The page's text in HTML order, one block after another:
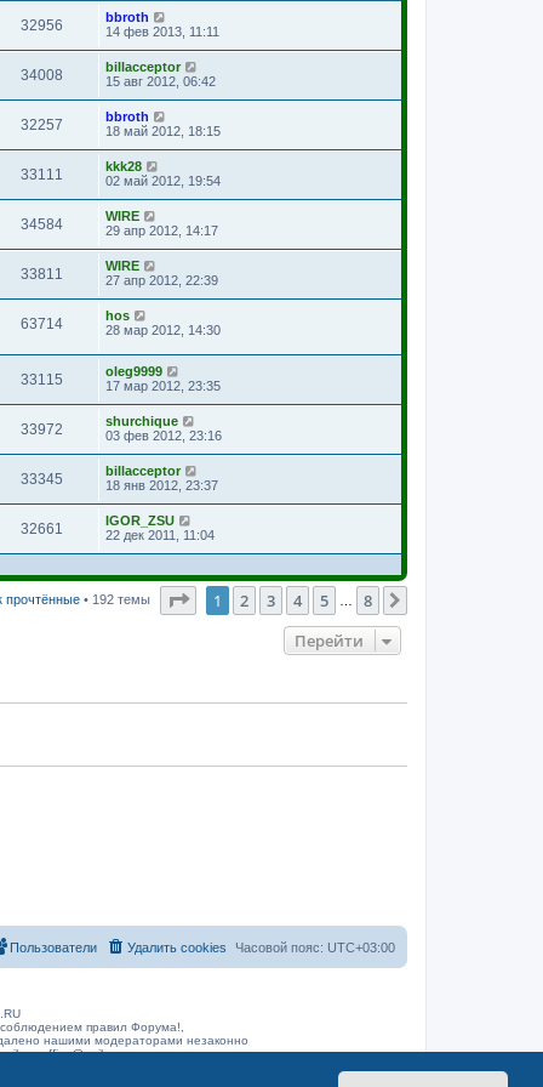
32956
bbroth
14 фев 2013, 11:11
34008
billacceptor
15 авг 2012, 06:42
32257
bbroth
18 май 2012, 18:15
33111
kkk28
02 май 2012, 19:54
34584
WIRE
29 апр 2012, 14:17
33811
WIRE
27 апр 2012, 22:39
63714
hos
28 мар 2012, 14:30
33115
oleg9999
17 мар 2012, 23:35
33972
shurchique
03 фев 2012, 23:16
33345
billacceptor
18 янв 2012, 23:37
32661
IGOR_ZSU
22 дек 2011, 11:04
прочтённые • 192 темы Страница1 из
1 2 3 4 5 8
Перейти
Часовой пояс: UTC+03:00
Удалить cookies
Пользователи
правил Форума!,
нашими модераторами незаконно
office@rarib.ru